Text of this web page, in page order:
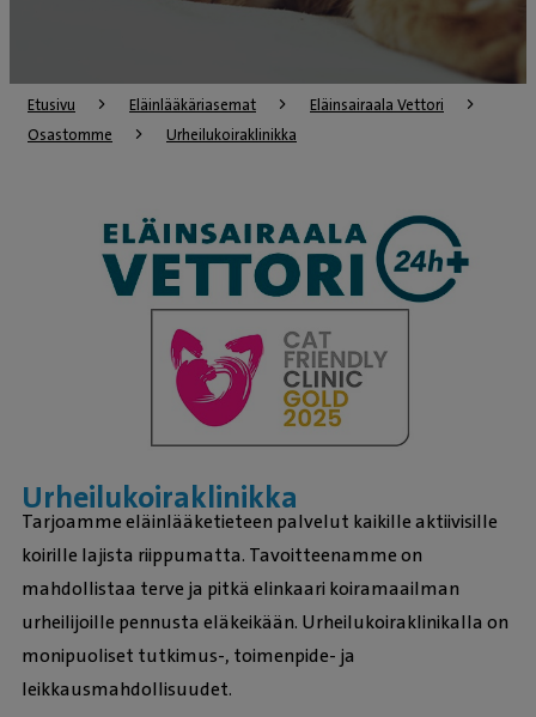
Etusivu Eläinlääkäriasemat
Eläinsairaala Vettori
Osastomme
Urheilukoiraklinikka
Urheilukoiraklinikka
Tarjoamme eläinlääketieteen palvelut kaikille aktiivisille
koirille lajista riippumatta. Tavoitteenamme on
mahdollistaa terve ja pitkä elinkaari koiramaailman
urheilijoille pennusta eläkeikään. Urheilukoiraklinikalla on
monipuoliset tutkimus-, toimenpide- ja
leikkausmahdollisuudet.